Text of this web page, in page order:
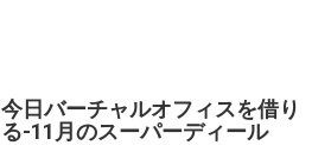
今日バーチャルオフィスを借り
る-11月のスーパーディール